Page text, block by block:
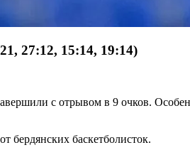
27:12, 15:14, 19:14)
с отрывом в 9 очков.
бердянских баскетболисток.